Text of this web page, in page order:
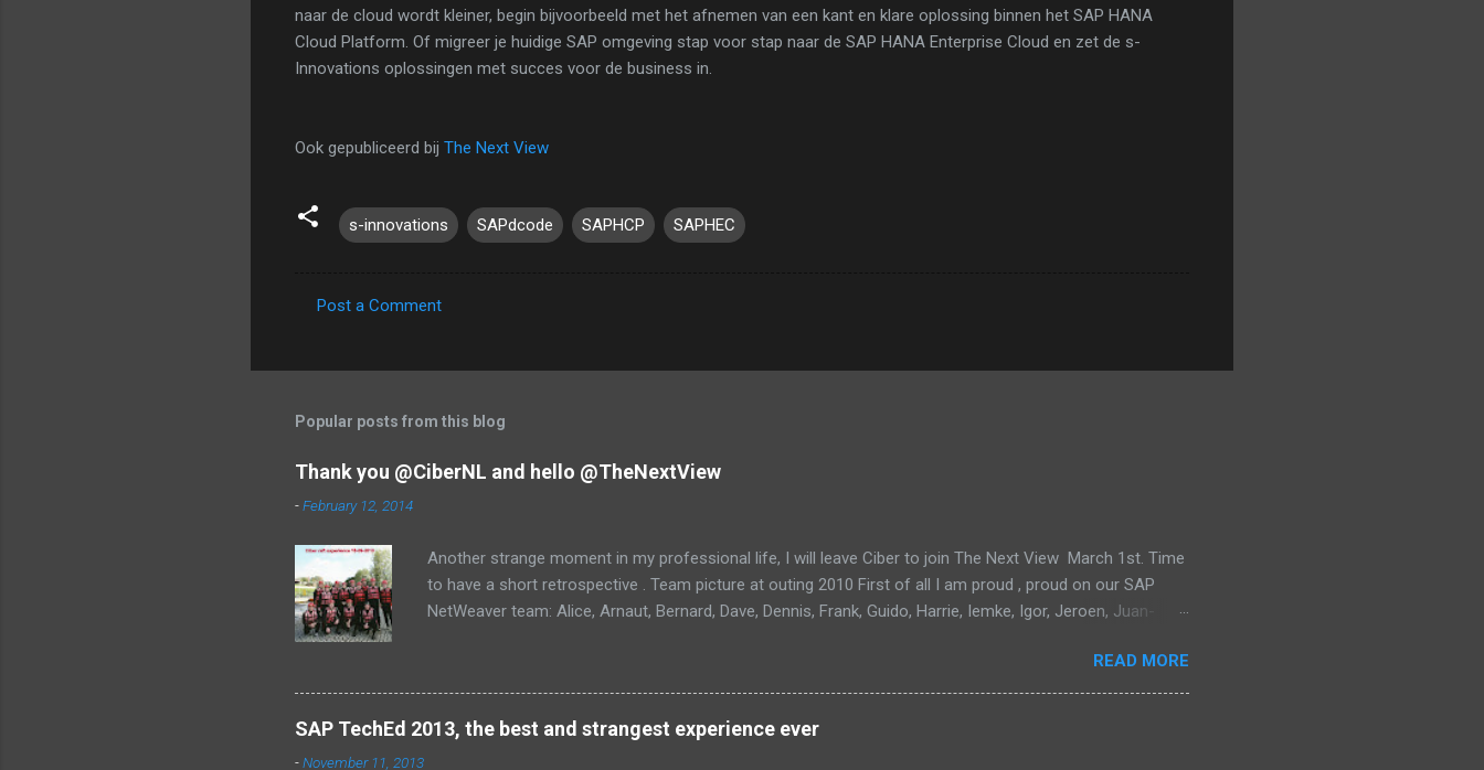
naar de cloud wordt kleiner, begin bijvoorbeeld met het afnemen van een kant en klare oplossing binnen het SAP HANA
Cloud Platform. Of migreer je huidige SAP omgeving stap voor stap naar de SAP HANA Enterprise Cloud en zet de s-
Innovations oplossingen met succes voor de business in.
Ook gepubliceerd bij The Next View
s-innovations SAPdcode SAPHCP SAPHEC
m
n
t
s
Post a Comment
Popular posts from this blog
Thank you @CiberNL and hello @TheNextView
-February 12, 2014
Another strange moment in my professional life, I will leave Ciber to join The Next View March 1st. Time
to have a short retrospective . Team picture at outing 2010 First of all I am proud , proud on our SAP
NetWeaver team: Alice, Arnaut, Bernard, Dave, Dennis, Frank, Guido, Harrie, Iemke, Igor, Jeroen, Juan-
READ MORE
SAP TechEd 2013, the best and strangest experience ever
-November 11, 2013